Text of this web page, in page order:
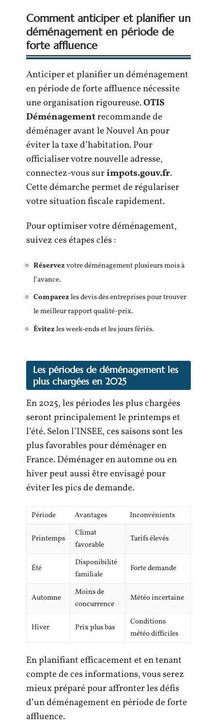
Comment anticiper et planifier un
déménagement en période de
forte affluence
Anticiper et planifier un déménagement
en période de forte affluence nécessite
une organisation rigoureuse.OTIS
Déménagementrecommande de
déménager avant le Nouvel An pour
éviter la taxe d’habitation. Pour
officialiser votre nouvelle adresse,
connectez-vous surimpots.gouv.fr.
Cette démarche permet de régulariser
votre situation fiscale rapidement.
Pour optimiser votre déménagement,
suivez ces étapes clés :
Réservezvotre déménagement plusieurs mois à
l’avance.
Comparezles devis des entreprises pour trouver
le meilleur rapport qualité-prix.
Évitezles week-ends et les jours fériés.
Les périodes de déménagement les
plus chargées en 2025
En 2025, les périodes les plus chargées
seront principalement le printemps et
l’été. Selon l’INSEE, ces saisons sont les
plus favorables pour déménager en
France. Déménager en automne ou en
hiver peut aussi être envisagé pour
éviter les pics de demande.
Période Avantages Inconvénients
Printemps
Climat
favorable
Tarifs élevés
Été
Disponibilité
familiale
Forte demande
Automne
Moins de
concurrence
Météo incertaine
Hiver Prix plus bas
Conditions
météo difficiles
En planifiant efficacement et en tenant
compte de ces informations, vous serez
mieux préparé pour affronter les défis
d’un déménagement en période de forte
affluence.